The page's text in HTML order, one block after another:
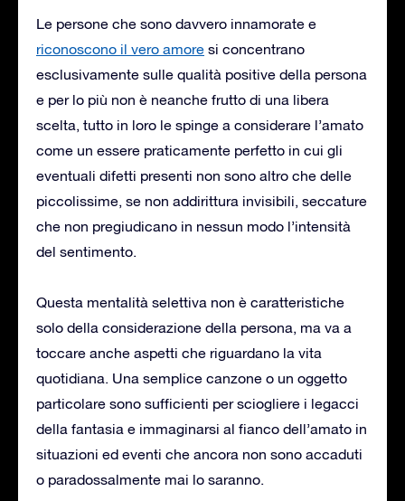
Le persone che sono davvero innamorate e
riconoscono il vero amore si concentrano
esclusivamente sulle qualità positive della persona
e per lo più non è neanche frutto di una libera
scelta, tutto in loro le spinge a considerare l’amato
come un essere praticamente perfetto in cui gli
eventuali difetti presenti non sono altro che delle
piccolissime, se non addirittura invisibili, seccature
che non pregiudicano in nessun modo l’intensità
del sentimento.
Questa mentalità selettiva non è caratteristiche
solo della considerazione della persona, ma va a
toccare anche aspetti che riguardano la vita
quotidiana. Una semplice canzone o un oggetto
particolare sono sufficienti per sciogliere i legacci
della fantasia e immaginarsi al fianco dell’amato in
situazioni ed eventi che ancora non sono accaduti
o paradossalmente mai lo saranno.